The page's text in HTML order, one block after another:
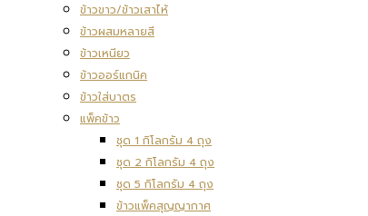
ข้าวขาว/ข้าวเสาไห้
ข้าวผสมหลายสี
ข้าวเหนียว
ข้าวออร์แกนิค
ข้าวใส่บาตร
แพ็คข้าว
ชุด 1 กิโลกรัม 4 ถุง
ชุด 2 กิโลกรัม 4 ถุง
ชุด 5 กิโลกรัม 4 ถุง
ข้าวแพ็คสุญญากาศ